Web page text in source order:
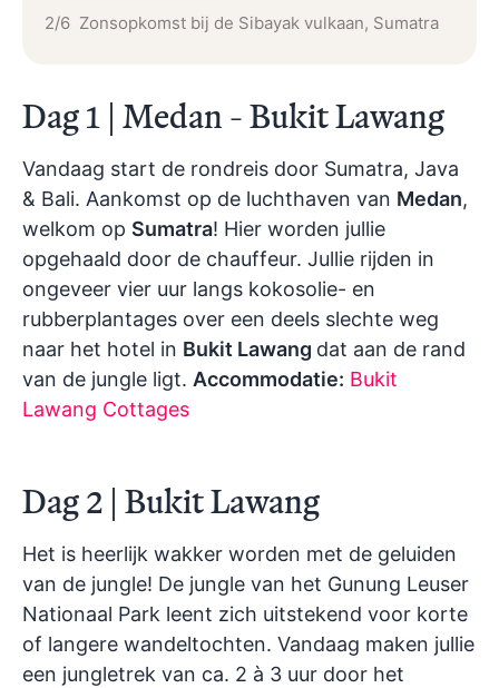
2/6 Zonsopkomst bij de Sibayak vulkaan, Sumatra
Dag 1 | Medan - Bukit Lawang
Vandaag start de rondreis door Sumatra, Java
& Bali. Aankomst op de luchthaven van Medan,
welkom op Sumatra! Hier worden jullie
opgehaald door de chauffeur. Jullie rijden in
ongeveer vier uur langs kokosolie- en
rubberplantages over een deels slechte weg
naar het hotel in Bukit Lawang dat aan de rand
van de jungle ligt. Accommodatie: Bukit
Lawang Cottages
Dag 2 | Bukit Lawang
Het is heerlijk wakker worden met de geluiden
van de jungle! De jungle van het Gunung Leuser
Nationaal Park leent zich uitstekend voor korte
of langere wandeltochten. Vandaag maken jullie
een jungletrek van ca. 2 à 3 uur door het